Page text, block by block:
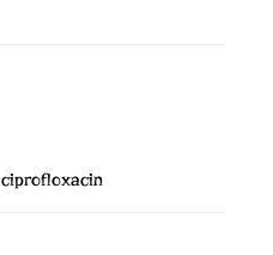
ciprofloxacin